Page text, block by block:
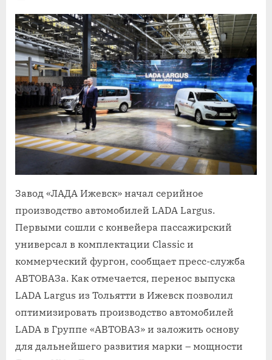
Завод «ЛАДА Ижевск» начал серийное
производство автомобилей LADA Largus.
Первыми сошли с конвейера пассажирский
универсал в комплектации Classic и
коммерческий фургон, сообщает пресс-служба
АВТОВАЗа. Как отмечается, перенос выпуска
LADA Largus из Тольятти в Ижевск позволил
оптимизировать производство автомобилей
LADA в Группе «АВТОВАЗ» и заложить основу
для дальнейшего развития марки – мощности